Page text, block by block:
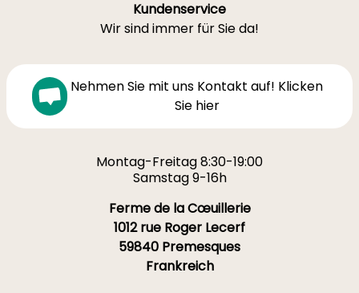
Kundenservice
Wir sind immer für Sie da!
Nehmen Sie mit uns Kontakt auf! Klicken
Sie hier
Montag-Freitag 8:30-19:00
Samstag 9-16h
Ferme de la Cœuillerie
1012 rue Roger Lecerf
59840 Premesques
Frankreich